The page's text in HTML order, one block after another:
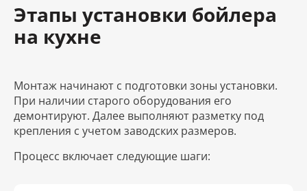
Этапы установки бойлера
на кухне
Монтаж начинают с подготовки зоны установки.
При наличии старого оборудования его
демонтируют. Далее выполняют разметку под
крепления с учетом заводских размеров.
Процесс включает следующие шаги: